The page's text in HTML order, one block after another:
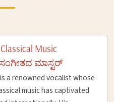
Music
ಸಂಗೀತದ ಮಾಸ್ಟರ್
a renowned vocalist whose
music has captivated